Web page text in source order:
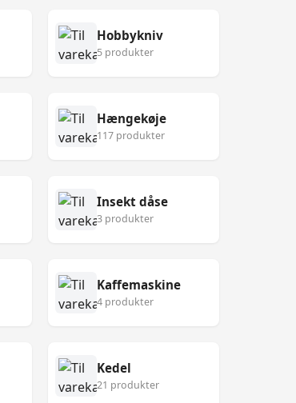
Hobbykniv
5 produkter
Hængekøje
117 produkter
Insekt dåse
3 produkter
Kaffemaskine
4 produkter
Kedel
21 produkter